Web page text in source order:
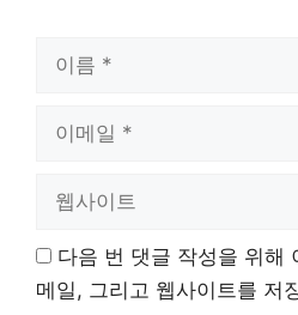
이
트
다음 번 댓글 작성을 위해
메일, 그리고 웹사이트를 저